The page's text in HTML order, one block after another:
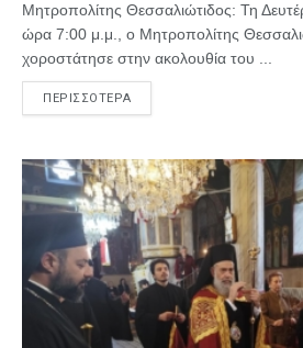
Μητροπολίτης Θεσσαλιώτιδος: Τη
ώρα 7:00 μ.μ., ο Μητροπολίτης
χοροστάτησε στην ακολουθία του ...
ΠΕΡΙΣΣΟΤΕΡΑ